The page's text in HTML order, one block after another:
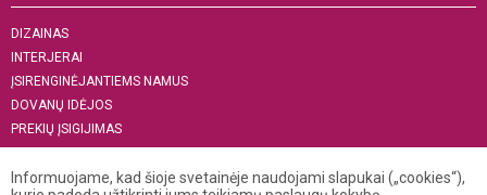
DIZAINAS
INTERJERAI
ĮSIRENGINĖJANTIEMS NAMUS
DOVANŲ IDĖJOS
PREKIŲ ĮSIGIJIMAS
APIE MUS
„MENAS INTERJERUI 2019“
Informuojame, kad šioje svetainėje naudojami slapukai („cookies“),